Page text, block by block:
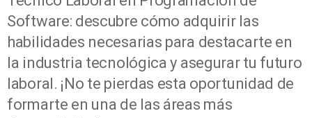
Software: descubre cómo adquirir las
habilidades necesarias para destacarte en
la industria tecnológica y asegurar tu futuro
laboral. ¡No te pierdas esta oportunidad de
formarte en una de las áreas más